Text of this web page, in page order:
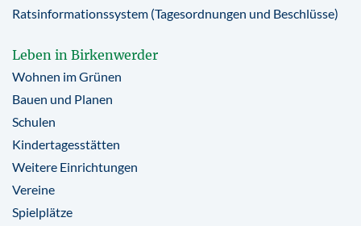
Ratsinformationssystem (Tagesordnungen und Beschlüsse)
Leben in Birkenwerder
Wohnen im Grünen
Bauen und Planen
Schulen
Kindertagesstätten
Weitere Einrichtungen
Vereine
Spielplätze